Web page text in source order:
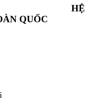
HỆ
QUỐC
Minh
Hà Nội